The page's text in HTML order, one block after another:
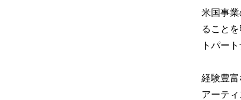
米国事
ること
トパー
経験豊
アーテ